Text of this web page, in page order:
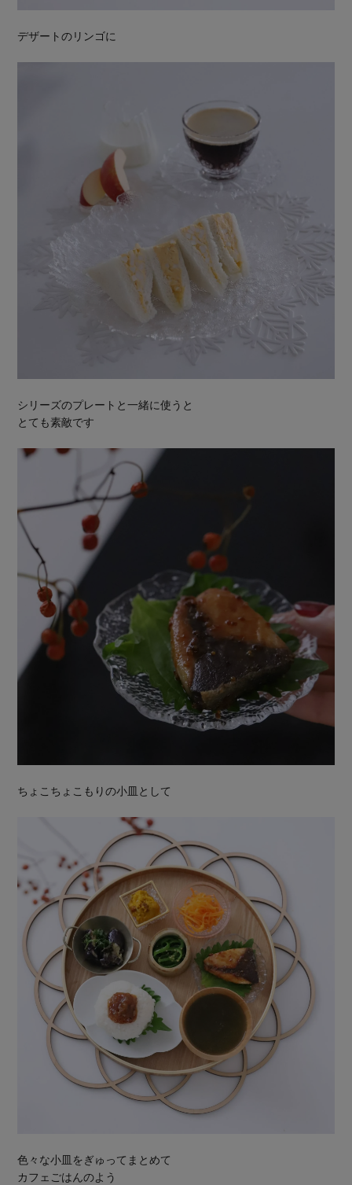
デザートのリンゴに
シリーズのプレートと一緒に使うと
とても素敵です
ちょこちょこもりの小皿として
色々な小皿をぎゅってまとめて
カフェごはんのよう